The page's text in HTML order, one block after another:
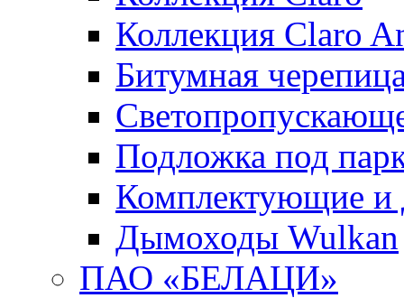
Коллекция Claro
Битумная
Подложка под
Комплектующие и
Дымоходы Wulkan
ПАО «БЕЛАЦИ»